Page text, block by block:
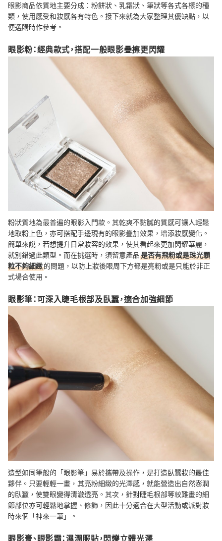
眼影商品依質地主要分成：粉餅狀、乳霜狀、筆狀等各式各樣的種
類，使用感受和妝感各有特色。接下來就為大家整理其優缺點，以
便選購時作參考。
眼影粉：經典款式，搭配一般眼影疊擦更閃耀
粉狀質地為最普遍的眼影入門款。其乾爽不黏膩的質感可讓人輕鬆
地取粉上色，亦可搭配手邊現有的眼影疊加效果，增添妝感變化。
簡單來說，若想提升日常妝容的效果，使其看起來更加閃耀華麗，
就別錯過此類型。而在挑選時，須留意產品是否有飛粉或是珠光顆
粒不夠細緻的問題，以防上妝後眼周下方都是亮粉或是只能於非正
式場合使用。
眼影筆：可深入睫毛根部及臥蠶，適合加強細節
造型如同筆般的「眼影筆」易於攜帶及操作，是打造臥蠶妝的最佳
夥伴。只要輕輕一畫，其亮粉細緻的光澤感，就能營造出自然澎潤
的臥蠶，使雙眼變得清澈透亮。其次，針對睫毛根部等較難畫的細
節部位亦可輕鬆地掌握、修飾，因此十分適合在大型活動或派對妝
時來個「神來一筆」。
眼影膏、眼影霜：濕潤服貼，閃爍立體光澤